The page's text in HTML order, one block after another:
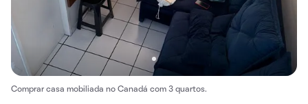
Comprar casa mobiliada no Canadá com 3 quartos.